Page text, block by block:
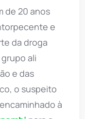
de 20 anos
e
da droga
ali
e das
o suspeito
à